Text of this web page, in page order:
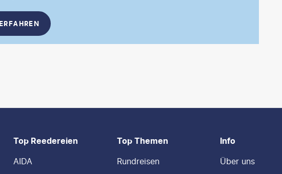
Top Reedereien
AIDA
Top Themen
Rundreisen
Info
Über uns